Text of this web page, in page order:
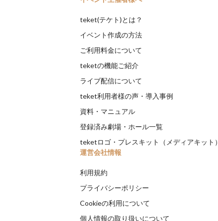
teket(テケト)とは？
イベント作成の方法
ご利用料金について
teketの機能ご紹介
ライブ配信について
teket利用者様の声・導入事例
資料・マニュアル
登録済み劇場・ホール一覧
teketロゴ・プレスキット（メディアキット）
運営会社情報
利用規約
プライバシーポリシー
Cookieの利用について
個人情報の取り扱いについて